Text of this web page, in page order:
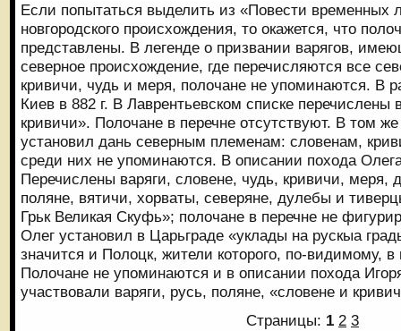
Если попытаться выделить из «Повести временных
новгородского происхождения, то окажется, что
представлены. В легенде о призвании варягов,
северное происхождение, где перечисляются все
кривичи, чудь и меря, полочане не упоминаются. В
Киев в 882 г. В Лаврентьевском списке перечислены
кривичи». Полочане в перечне отсутствуют. В том
установил дань северным племенам: словенам,
среди них не упоминаются. В описании похода
Перечислены варяги, словене, чудь, кривичи, меря,
поляне, вятичи, хорваты, северяне, дулебы и
Грьк Великая Скуфь»; полочане в перечне не
Олег установил в Царьграде «уклады на рускыа
значится и Полоцк, жители которого, по-видимому, в
Полочане не упоминаются и в описании похода
участвовали варяги, русь, поляне, «словене и
Страницы: 1 2 3